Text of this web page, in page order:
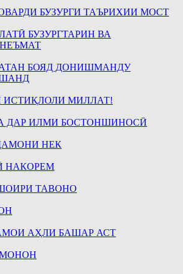
БУЗУРГИ ТАЪРИХИИ МОСТ
БУЗУРГТАРИН ВА
БОЯД ДОНИШМАНДУ
МИЛЛАТ!
ДАР ИЛМИ БОСТОНШИНОСӢ
НЕК
НАКОРЕМ
ТАВОНО
АҲЛИ БАШАР АСТ